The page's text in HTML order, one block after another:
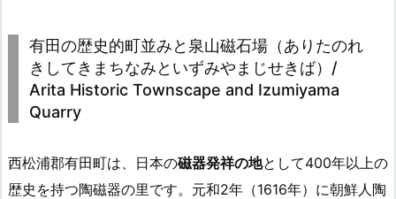
有田の歴史的町並みと泉山磁石場（ありたのれ
きしてきまちなみといずみやまじせきば）/
Arita Historic Townscape and Izumiyama
Quarry
西松浦郡有田町は、日本の磁器発祥の地として400年以上の
歴史を持つ陶磁器の里です。元和2年（1616年）に朝鮮人陶